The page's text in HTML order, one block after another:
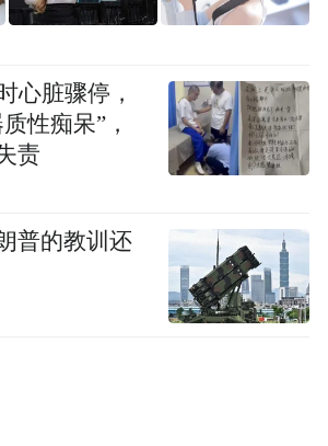
栾川·心归自然”——2025年栾
心脏骤停，
性痴呆”，
责
普的教训还